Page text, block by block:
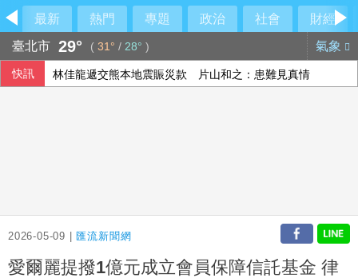
最新 熱門 專題 政治 社會
財經
臺北市 29° ( 31° / 28° ) 氣象
快訊 林佳龍遞交熊本地震賑災款 片山和之：患難見真情
2026-05-09 | 匯流新聞網
愛爾麗提撥1億元成立會員保障信託基金 律